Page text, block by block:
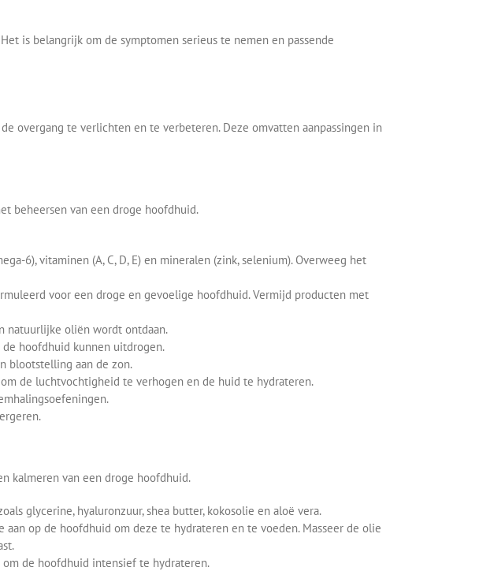
is belangrijk om de symptomen serieus te nemen en passende
overgang te verlichten en te verbeteren. Deze omvatten aanpassingen in
beheersen van een droge hoofdhuid.
6), vitaminen (A, C, D, E) en mineralen (zink, selenium). Overweeg het
voor een droge en gevoelige hoofdhuid. Vermijd producten met
natuurlijke oliën wordt ontdaan.
hoofdhuid kunnen uitdrogen.
blootstelling aan de zon.
de luchtvochtigheid te verhogen en de huid te hydrateren.
kalmeren van een droge hoofdhuid.
glycerine, hyaluronzuur, shea butter, kokosolie en aloë vera.
op de hoofdhuid om deze te hydrateren en te voeden. Masseer de olie
de hoofdhuid intensief te hydrateren.